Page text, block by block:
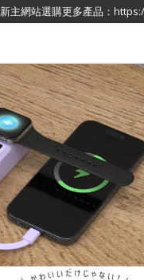
主網站選購更多產品：